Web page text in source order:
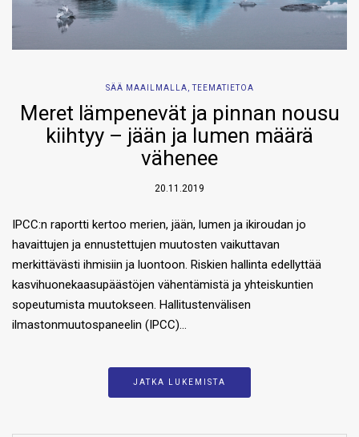
SÄÄ MAAILMALLA ,TEEMATIETOA
Meret lämpenevät ja pinnan nousu
kiihtyy – jään ja lumen määrä
vähenee
20.11.2019
IPCC:n raportti kertoo merien, jään, lumen ja ikiroudan jo
havaittujen ja ennustettujen muutosten vaikuttavan
merkittävästi ihmisiin ja luontoon. Riskien hallinta edellyttää
kasvihuonekaasupäästöjen vähentämistä ja yhteiskuntien
sopeutumista muutokseen. Hallitustenvälisen
ilmastonmuutospaneelin (IPCC)…
JATKA LUKEMISTA